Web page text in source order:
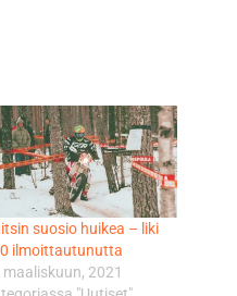
suosio huikea – liki
ilmoittautunutta
maaliskuun, 2021